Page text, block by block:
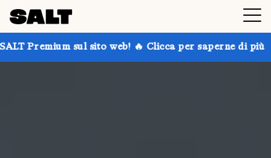
sito web! 🔥 Clicca per saperne di più Prendi fino